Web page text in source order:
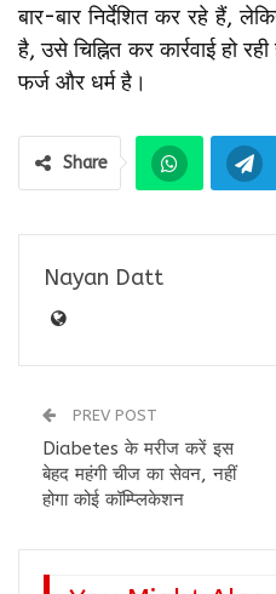
बार-बार निर्देशित कर रहे हैं,
है, उसे चिह्नित कर कार्रवाई हो
फर्ज और धर्म है।
Share
Nayan Datt
PREV POST
Diabetes के मरीज करें इस
बेहद महंगी चीज का सेवन, नहीं
होगा कोई कॉम्प्लिकेशन